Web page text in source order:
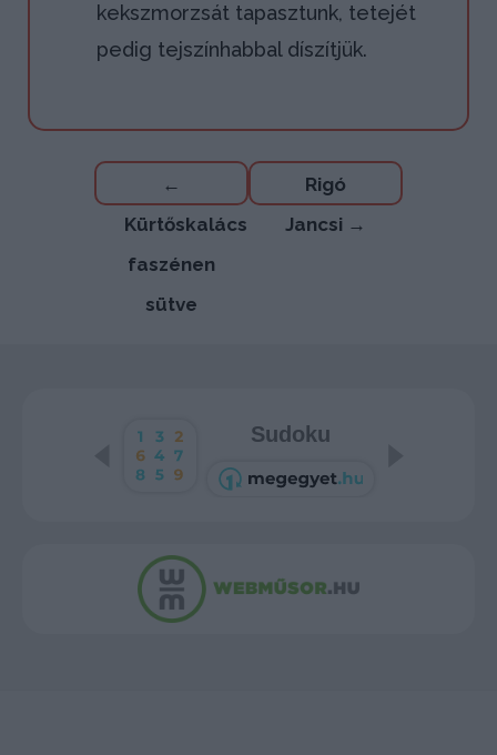
kekszmorzsát tapasztunk, tetejét
pedig tejszínhabbal díszítjük.
Bejegyzés
navigáció
←
Kürtőskalács
faszénen
sütve
Rigó
Jancsi →
Sudoku